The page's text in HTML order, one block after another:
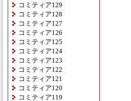
コミティア129
コミティア128
コミティア127
コミティア126
コミティア125
コミティア124
コミティア123
コミティア122
コミティア121
コミティア120
コミティア119